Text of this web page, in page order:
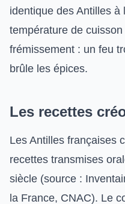
identique des Antilles à
température de
frémissement : un feu
brûle les épices.
Les recettes
Les Antilles françaises
recettes transmises
siècle (source :
la France, CNAC). Le